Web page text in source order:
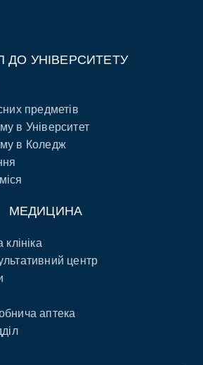
ДО УНІВЕРСИТЕТУ
предметів
в Університет
в Коледж
МЕДИЦИНА
клініка
центр
аптека